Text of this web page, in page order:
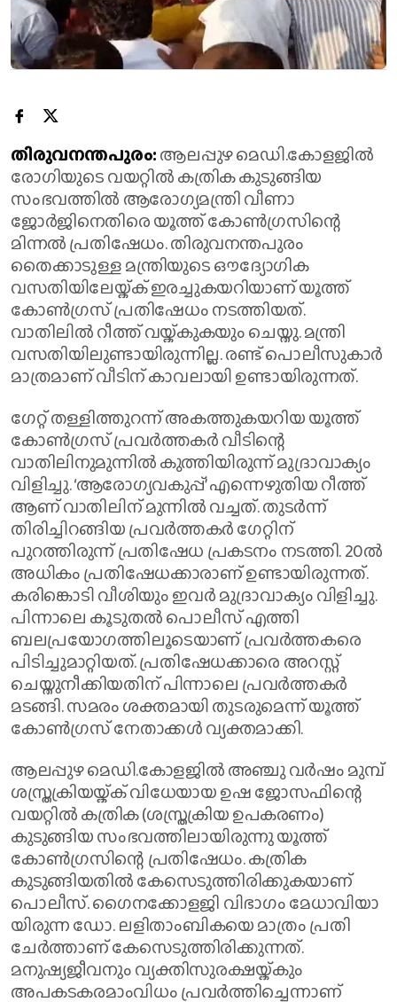
തിരുവനന്തപുരം:ആലപ്പുഴ മെഡി.കോളജിൽ
രോഗിയുടെ വയറ്റിൽ കത്രിക കുടുങ്ങിയ
സംഭവത്തിൽ ആരോഗ്യമന്ത്രി വീണാ
ജോർജിനെതിരെ യൂത്ത് കോൺഗ്രസിന്റെ
മിന്നൽ പ്രതിഷേധം. തിരുവനന്തപുരം
തൈക്കാടുള്ള മന്ത്രിയുടെ ഔദ്യോഗിക
വസതിയിലേയ്ക്ക് ഇരച്ചുകയറിയാണ് യൂത്ത്
കോൺഗ്രസ് പ്രതിഷേധം നടത്തിയത്.
വാതിലിൽ റീത്ത് വയ്ക്കുകയും ചെയ്തു. മന്ത്രി
വസതിയിലുണ്ടായിരുന്നില്ല. രണ്ട് പൊലീസുകാർ
മാത്രമാണ് വീടിന് കാവലായി ഉണ്ടായിരുന്നത്.
ഗേറ്റ് തള്ളിത്തുറന്ന് അകത്തുകയറിയ യൂത്ത്
കോൺഗ്രസ് പ്രവർത്തക‌ർ വീടിന്റെ
വാതിലിനുമുന്നിൽ കുത്തിയിരുന്ന് മുദ്രാവാക്യം
വിളിച്ചു. ‘ആരോഗ്യവകുപ്പ്’ എന്നെഴുതിയ റീത്ത്
ആണ് വാതിലിന് മുന്നിൽ വച്ചത്. തുടർന്ന്
തിരിച്ചിറങ്ങിയ പ്രവർത്തകർ ഗേറ്റിന്
പുറത്തിരുന്ന് പ്രതിഷേധ പ്രകടനം നടത്തി. 20ൽ
അധികം പ്രതിഷേധക്കാരാണ് ഉണ്ടായിരുന്നത്.
കരിങ്കൊടി വീശിയും ഇവർ മുദ്രാവാക്യം വിളിച്ചു.
പിന്നാലെ കൂടുതൽ പൊലീസ് എത്തി
ബലപ്രയോഗത്തിലൂടെയാണ് പ്രവർത്തകരെ
പിടിച്ചുമാറ്റിയത്. പ്രതിഷേധക്കാരെ അറസ്റ്റ്
ചെയ്തുനീക്കിയതിന് പിന്നാലെ പ്രവർത്തകർ
മടങ്ങി. സമരം ശക്തമായി തുടരുമെന്ന് യൂത്ത്
കോൺഗ്രസ് നേതാക്കൾ വ്യക്തമാക്കി.
ആലപ്പുഴ മെഡി.കോളജിൽ അഞ്ചു വർഷം മുമ്പ്
ശസ്ത്രക്രിയയ്ക്ക് വിധേയായ ഉ​ഷ​ ​ജോ​സ​ഫി​ന്റെ
വയറ്റിൽ കത്രിക (ശസ്ത്രക്രിയ ഉപകരണം)​
കുടുങ്ങിയ സംഭവത്തിലായിരുന്നു യൂത്ത്
കോൺഗ്രസിന്റെ പ്രതിഷേധം. കത്രിക
കുടുങ്ങിയതിൽ കേസെടുത്തിരിക്കുകയാണ്
പൊലീസ്. ഗൈ​ന​ക്കോ​ള​ജി​ ​വി​ഭാ​ഗം​ ​മേ​ധാ​വി​യാ​
യി​രു​ന്ന​ ​​​ഡോ.​ ​ല​ളി​താം​ബി​കയെ മാത്രം പ്രതി
ചേർത്താണ് കേസെടുത്തിരിക്കുന്നത്.
മനുഷ്യജീവനും വ്യക്തിസുരക്ഷയ്ക്കും
അപകടകരമാംവിധം പ്രവർത്തിച്ചെന്നാണ്